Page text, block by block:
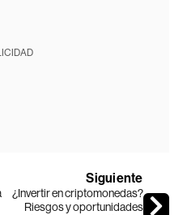
Siguiente
¿Invertir en criptomonedas?
Riesgos y oportunidades